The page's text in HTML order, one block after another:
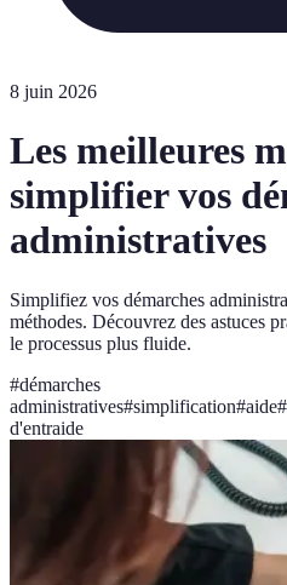
8 juin 2026
Les meilleures
simplifier vos
administratives
Simplifiez vos démarches
méthodes. Découvrez des astuces
le processus plus fluide.
#démarches
administratives#simplification#aide#
d'entraide